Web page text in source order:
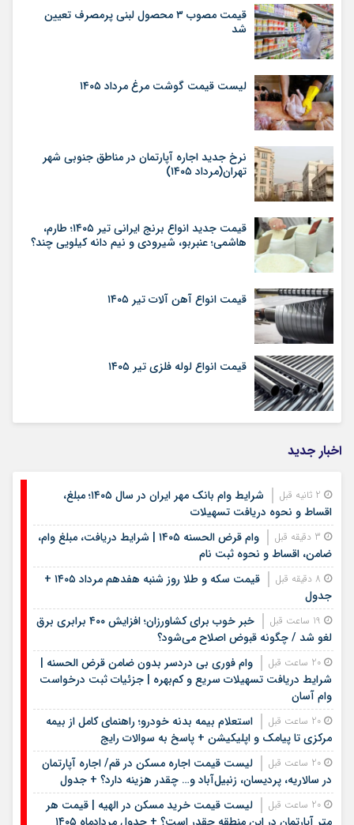
قیمت مصوب ۳ محصول لبنی پرمصرف تعیین
شد
لیست قیمت گوشت مرغ مرداد ۱۴۰۵
نرخ جدید اجاره آپارتمان در مناطق جنوبی شهر
تهران(مرداد ۱۴۰۵)
قیمت جدید انواع برنج ایرانی تیر ۱۴۰۵؛ طارم،
هاشمی؛ عنبربو، شیرودی و نیم دانه کیلویی چند؟
قیمت انواع آهن آلات تیر ۱۴۰۵
قیمت انواع لوله فلزی تیر ۱۴۰۵
اخبار جدید
شرایط وام بانک مهر ایران در سال ۱۴۰۵؛ مبلغ،
اقساط و نحوه دریافت تسهیلات
وام قرض الحسنه ۱۴۰۵ | شرایط دریافت، مبلغ وام،
ضامن، اقساط و نحوه ثبت نام
قیمت سکه و طلا روز شنبه هفدهم مرداد ۱۴۰۵ +
جدول
خبر خوب برای کشاورزان؛ افزایش ۴۰۰ برابری برق
لغو شد / چگونه قبوض اصلاح می‌شود؟
وام فوری بی دردسر بدون ضامن قرض الحسنه |
شرایط دریافت تسهیلات سریع و کم‌بهره | جزئیات ثبت درخواست
وام آسان
استعلام بیمه بدنه خودرو؛ راهنمای کامل از بیمه
مرکزی تا پیامک و اپلیکیشن + پاسخ به سوالات رایج
لیست قیمت اجاره مسکن در قم/ اجاره آپارتمان
در سالاریه، پردیسان، زنبیل‌آباد و… چقدر هزینه دارد؟ + جدول
لیست قیمت خرید مسکن در الهیه | قیمت هر